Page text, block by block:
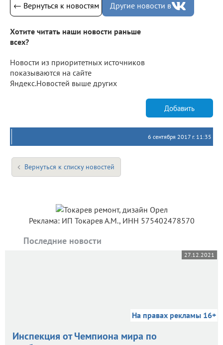
← Вернуться к новостям Другие новости в
Хотите читать наши новости раньше
всех?
Новости из приоритетных источников
показываются на сайте
Яндекс.Новостей выше других
Добавить
6 сентября 2017 г. 11:35
Вернуться к списку новостей
Реклама: ИП Токарев А.М., ИНН 575402478570
Последние новости
27.12.2021
На правах рекламы 16+
Инспекция от Чемпиона мира по